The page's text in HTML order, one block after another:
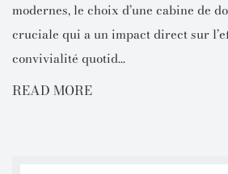
modernes, le choix d’une cabine de
cruciale qui a un impact direct sur
convivialité quotid...
READ MORE